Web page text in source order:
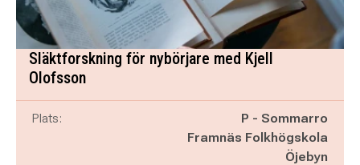
Släktforskning för nybörjare med Kjell
Olofsson
Plats:
P - Sommarro
Framnäs Folkhögskola
Öjebyn